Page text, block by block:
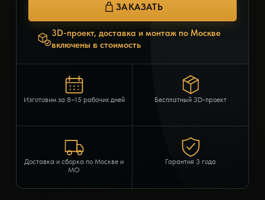
ЗАКАЗАТЬ
3D-проект, доставка и монтаж по Москве
включены в стоимость
Изготовим за 8–15 рабочих дней Бесплатный 3D-проект
Доставка и сборка по Москве и
МО
Гарантия 3 года